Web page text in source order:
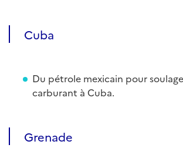
Cuba
Du pétrole mexicain pour
carburant à Cuba.
Grenade